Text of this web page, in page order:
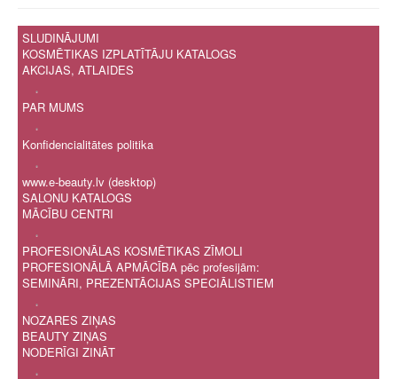
SLUDINĀJUMI
KOSMĒTIKAS IZPLATĪTĀJU KATALOGS
AKCIJAS, ATLAIDES
.
PAR MUMS
.
Konfidencialitātes politika
.
www.e-beauty.lv (desktop)
SALONU KATALOGS
MĀCĪBU CENTRI
.
PROFESIONĀLAS KOSMĒTIKAS ZĪMOLI
PROFESIONĀLĀ APMĀCĪBA pēc profesijām:
SEMINĀRI, PREZENTĀCIJAS SPECIĀLISTIEM
.
NOZARES ZIŅAS
BEAUTY ZIŅAS
NODERĪGI ZINĀT
.